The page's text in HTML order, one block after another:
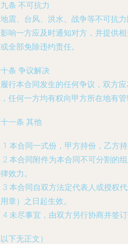
条 不可抗力
震、台风、洪水、战争等不可抗
响一方应及时通知对方，并提供
全部免除违约责任。
条 争议解决
行本合同发生的任何争议，双方
任何一方均有权向甲方所在地有
一条 其他
本合同一式份，甲方持份，乙方持
本合同附件为本合同不可分割的
效力。
本合同自双方法定代表人或授权
章）之日起生效。
未尽事宜，由双方另行协商并签订
下无正文）